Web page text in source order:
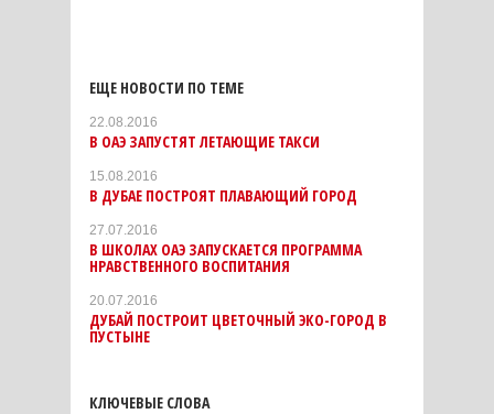
ЕЩЕ НОВОСТИ ПО ТЕМЕ
22.08.2016
В ОАЭ ЗАПУСТЯТ ЛЕТАЮЩИЕ ТАКСИ
15.08.2016
В ДУБАЕ ПОСТРОЯТ ПЛАВАЮЩИЙ ГОРОД
27.07.2016
В ШКОЛАХ ОАЭ ЗАПУСКАЕТСЯ ПРОГРАММА
НРАВСТВЕННОГО ВОСПИТАНИЯ
20.07.2016
ДУБАЙ ПОСТРОИТ ЦВЕТОЧНЫЙ ЭКО-ГОРОД В
ПУСТЫНЕ
КЛЮЧЕВЫЕ СЛОВА